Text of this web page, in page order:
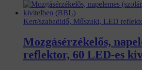
Kert/szabadidő, Műszaki, LED
Mozgásérzékelős,
reflektor, 60 LED-es